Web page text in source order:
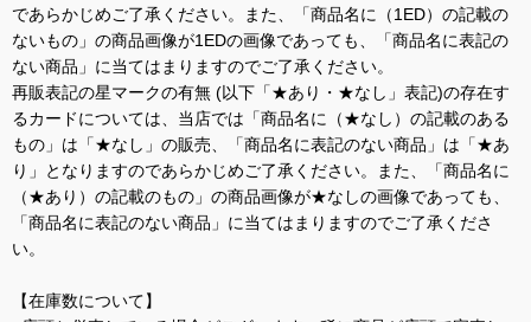
であらかじめご了承ください。また、「商品名に（1ED）の記載の
ないもの」の商品画像が1EDの画像であっても、「商品名に表記の
ない商品」に当てはまりますのでご了承ください。
再販表記の星マークの有無 (以下「★あり・★なし」表記)の存在す
るカードについては、当店では「商品名に（★なし）の記載のある
もの」は「★なし」の販売、「商品名に表記のない商品」は「★あ
り」となりますのであらかじめご了承ください。また、「商品名に
（★あり）の記載のもの」の商品画像が★なしの画像であっても、
「商品名に表記のない商品」に当てはまりますのでご了承くださ
い。
【在庫数について】